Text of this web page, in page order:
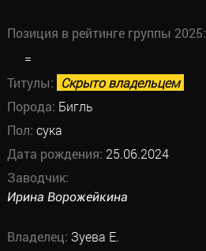
Позиция в рейтинге группы 2025:
=
Титулы: Скрыто владельцем
Порода: Бигль
Пол: сука
Дата рождения: 25.06.2024
Заводчик:
Ирина Ворожейкина
Владелец: Зуева Е.